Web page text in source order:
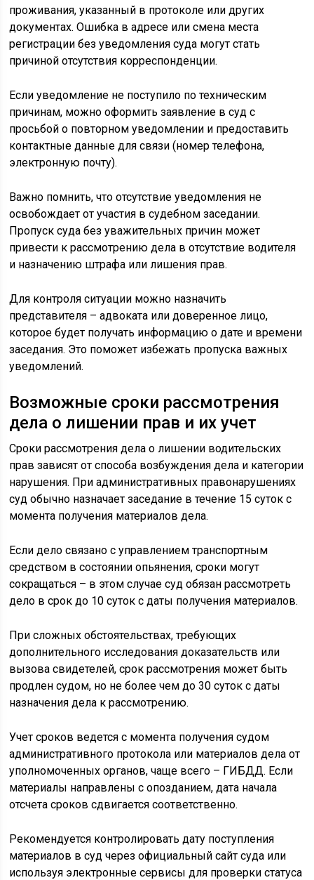
проживания, указанный в протоколе или других
документах. Ошибка в адресе или смена места
регистрации без уведомления суда могут стать
причиной отсутствия корреспонденции.
Если уведомление не поступило по техническим
причинам, можно оформить заявление в суд с
просьбой о повторном уведомлении и предоставить
контактные данные для связи (номер телефона,
электронную почту).
Важно помнить, что отсутствие уведомления не
освобождает от участия в судебном заседании.
Пропуск суда без уважительных причин может
привести к рассмотрению дела в отсутствие водителя
и назначению штрафа или лишения прав.
Для контроля ситуации можно назначить
представителя – адвоката или доверенное лицо,
которое будет получать информацию о дате и времени
заседания. Это поможет избежать пропуска важных
уведомлений.
Возможные сроки рассмотрения
дела о лишении прав и их учет
Сроки рассмотрения дела о лишении водительских
прав зависят от способа возбуждения дела и категории
нарушения. При административных правонарушениях
суд обычно назначает заседание в течение 15 суток с
момента получения материалов дела.
Если дело связано с управлением транспортным
средством в состоянии опьянения, сроки могут
сокращаться – в этом случае суд обязан рассмотреть
дело в срок до 10 суток с даты получения материалов.
При сложных обстоятельствах, требующих
дополнительного исследования доказательств или
вызова свидетелей, срок рассмотрения может быть
продлен судом, но не более чем до 30 суток с даты
назначения дела к рассмотрению.
Учет сроков ведется с момента получения судом
административного протокола или материалов дела от
уполномоченных органов, чаще всего – ГИБДД. Если
материалы направлены с опозданием, дата начала
отсчета сроков сдвигается соответственно.
Рекомендуется контролировать дату поступления
материалов в суд через официальный сайт суда или
используя электронные сервисы для проверки статуса